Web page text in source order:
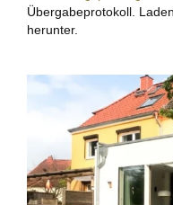
Übergabeprotokoll.
herunter.